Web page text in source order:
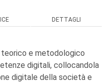
DETTAGLI
e metodologico
digitali, collocandola
digitale della società e